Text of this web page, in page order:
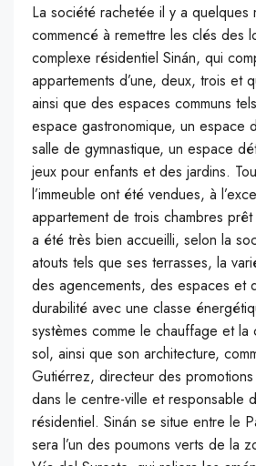
La société rachetée il y a quelques
commencé à remettre les clés des
complexe résidentiel Sinán, qui
appartements d’une, deux, trois et
ainsi que des espaces communs
espace gastronomique, un espace
salle de gymnastique, un espace
jeux pour enfants et des jardins.
l’immeuble ont été vendues, à
appartement de trois chambres
a été très bien accueilli, selon la
atouts tels que ses terrasses, la
des agencements, des espaces et
durabilité avec une classe
systèmes comme le chauffage et la
sol, ainsi que son architecture,
Gutiérrez, directeur des promotions
dans le centre-ville et responsable
résidentiel. Sinán se situe entre le
sera l’un des poumons verts de la